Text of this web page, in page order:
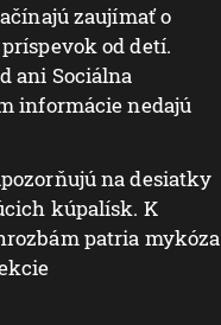
zaujímať o
od detí.
ani Sociálna
informácie nedajú
na desiatky
kúpalísk. K
patria mykóza